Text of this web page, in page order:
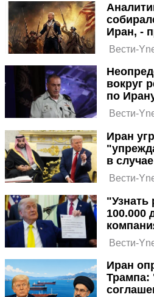
Иран, -
Израиль
вокруг
по
Иран
в
"Узнать
100.000
бизнес
Иран
Трампа: